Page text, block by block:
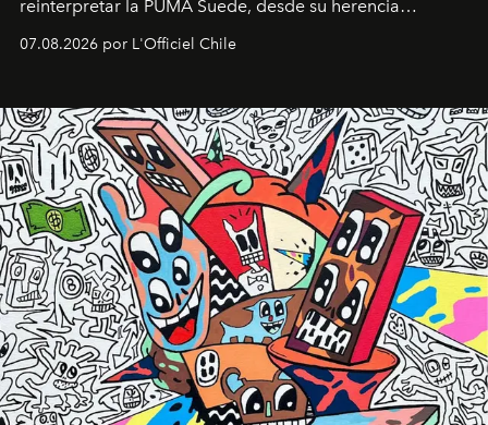
reinterpretar la PUMA Suede, desde su herencia
deportiva hasta una mirada moderna inspirada en el
diseño y el universo outdoor.
07.08.2026 por L'Officiel Chile